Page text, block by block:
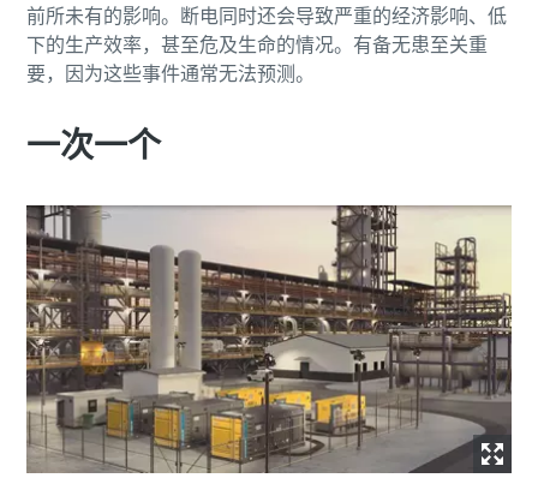
前所未有的影响。断电同时还会导致严重的经济影响、低
下的生产效率，甚至危及生命的情况。有备无患至关重
要，因为这些事件通常无法预测。
一次一个